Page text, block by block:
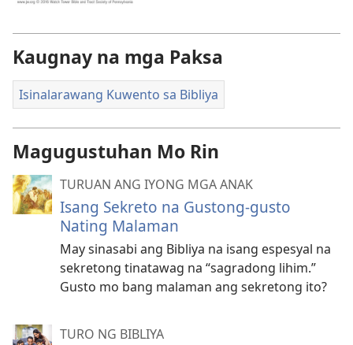
Kaugnay na mga Paksa
Isinalarawang Kuwento sa Bibliya
Magugustuhan Mo Rin
TURUAN ANG IYONG MGA ANAK
Isang Sekreto na Gustong-gusto
Nating Malaman
May sinasabi ang Bibliya na isang espesyal na
sekretong tinatawag na “sagradong lihim.”
Gusto mo bang malaman ang sekretong ito?
TURO NG BIBLIYA